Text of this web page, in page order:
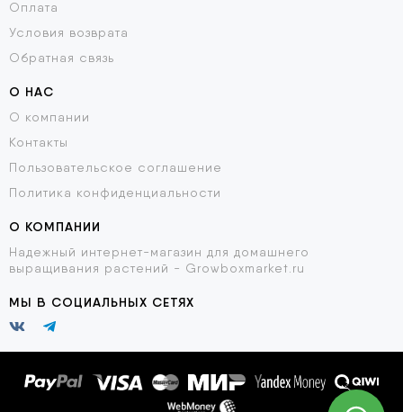
Оплата
Условия возврата
Обратная связь
О НАС
О компании
Контакты
Пользовательское соглашение
Политика конфиденциальности
О КОМПАНИИ
Надежный интернет-магазин для домашнего
выращивания растений - Growboxmarket.ru
МЫ В СОЦИАЛЬНЫХ СЕТЯХ